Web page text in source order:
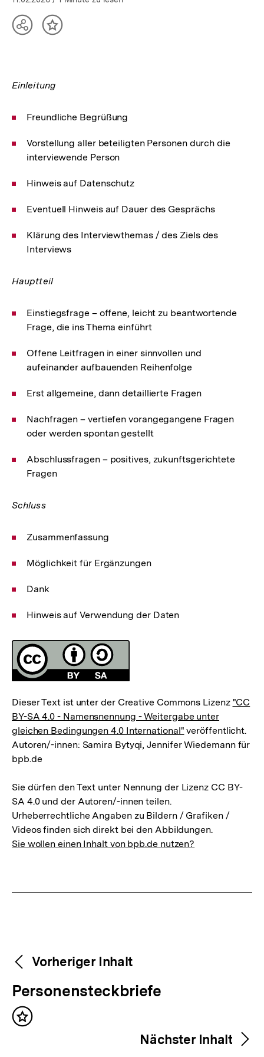
TeilenInhalt
Einleitung
Freundliche Begrüßung
Vorstellung aller beteiligten Personen durch die
interviewende Person
Hinweis auf Datenschutz
Eventuell Hinweis auf Dauer des Gesprächs
Klärung des Interviewthemas / des Ziels des
Interviews
Hauptteil
Einstiegsfrage – offene, leicht zu beantwortende
Frage, die ins Thema einführt
Offene Leitfragen in einer sinnvollen und
aufeinander aufbauenden Reihenfolge
Erst allgemeine, dann detaillierte Fragen
Nachfragen – vertiefen vorangegangene Fragen
oder werden spontan gestellt
Abschlussfragen – positives, zukunftsgerichtete
Fragen
Schluss
Zusammenfassung
Möglichkeit für Ergänzungen
Dank
Hinweis auf Verwendung der Daten
Fussnoten
Lizenz
Dieser Text ist unter der Creative Commons Lizenz "CC
BY-SA 4.0 - Namensnennung - Weitergabe unter
gleichen Bedingungen 4.0 International" veröffentlicht.
Autoren/-innen: Samira Bytyqi, Jennifer Wiedemann für
bpb.de
Sie dürfen den Text unter Nennung der Lizenz CC BY-
SA 4.0 und der Autoren/-innen teilen.
Urheberrechtliche Angaben zu Bildern / Grafiken /
Videos finden sich direkt bei den Abbildungen.
Sie wollen einen Inhalt von bpb.de nutzen?
Weitere
Inhalte
Content-
Navigation
Vorheriger Inhalt
V
o
r
Personensteckbriefe
Inhalt
Nächster Inhalt